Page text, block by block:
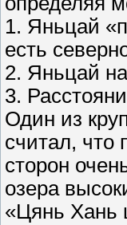
1. Яньцай
есть
2. Яньцай
3.
Один из
считал, что
сторон
озера
«Цянь Хань